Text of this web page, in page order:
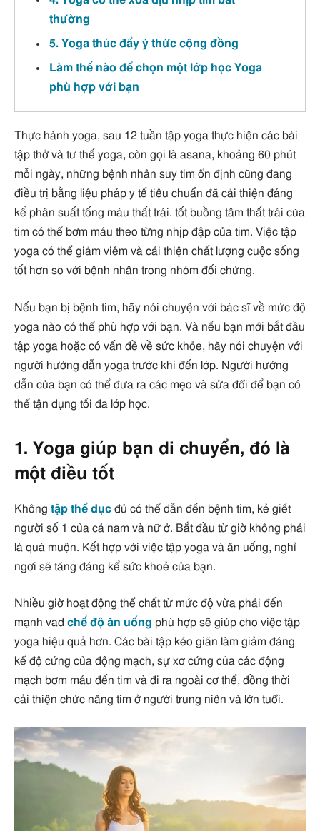
thường
5. Yoga thúc đẩy ý thức cộng đồng
Làm thế nào để chọn một lớp học Yoga
phù hợp với bạn
Thực hành yoga, sau 12 tuần tập yoga thực hiện các bài
tập thở và tư thế yoga, còn gọi là asana, khoảng 60 phút
mỗi ngày, những bệnh nhân suy tim ổn định cũng đang
điều trị bằng liệu pháp y tế tiêu chuẩn đã cải thiện đáng
kể phân suất tống máu thất trái. tốt buồng tâm thất trái của
tim có thể bơm máu theo từng nhịp đập của tim. Việc tập
yoga có thể giảm viêm và cải thiện chất lượng cuộc sống
tốt hơn so với bệnh nhân trong nhóm đối chứng.
Nếu bạn bị bệnh tim, hãy nói chuyện với bác sĩ về mức độ
yoga nào có thể phù hợp với bạn. Và nếu bạn mới bắt đầu
tập yoga hoặc có vấn đề về sức khỏe, hãy nói chuyện với
người hướng dẫn yoga trước khi đến lớp. Người hướng
dẫn của bạn có thể đưa ra các mẹo và sửa đổi để bạn có
thể tận dụng tối đa lớp học.
1. Yoga giúp bạn di chuyển, đó là
một điều tốt
Không tập thể dục đủ có thể dẫn đến bệnh tim, kẻ giết
người số 1 của cả nam và nữ ở. Bắt đầu từ giờ không phải
là quá muộn. Kết hợp với việc tập yoga và ăn uống, nghỉ
ngơi sẽ tăng đáng kể sức khoẻ của bạn.
Nhiều giờ hoạt động thể chất từ ​​mức độ vừa phải đến
mạnh vad chế độ ăn uống phù hợp sẽ giúp cho việc tập
yoga hiệu quả hơn. Các bài tập kéo giãn làm giảm đáng
kể độ cứng của động mạch, sự xơ cứng của các động
mạch bơm máu đến tim và đi ra ngoài cơ thể, đồng thời
cải thiện chức năng tim ở người trung niên và lớn tuổi.